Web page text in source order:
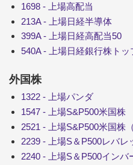
1698 - 上場高配当
213A - 上場日経半導体
399A - 上場日経高配当50
540A - 上場日経銀行株トッ
外国株
1322 - 上場パンダ
1547 - 上場S&P500米国株
2521 - 上場S&P500米国株
2239 - 上場S＆P500レバレ
2240 - 上場S＆P500インバ